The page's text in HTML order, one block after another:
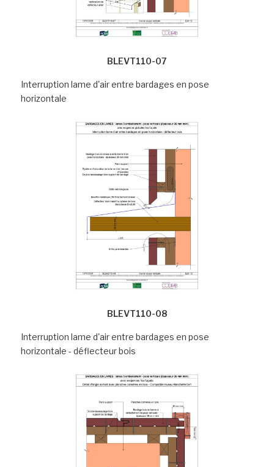
BLEVT110-07
Interruption lame d'air entre bardages en pose
horizontale
BLEVT110-08
Interruption lame d'air entre bardages en pose
horizontale - déflecteur bois